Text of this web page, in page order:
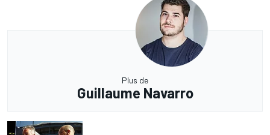
Plus de
Guillaume Navarro